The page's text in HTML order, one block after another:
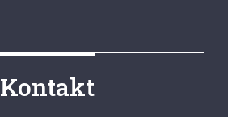
Kontakt